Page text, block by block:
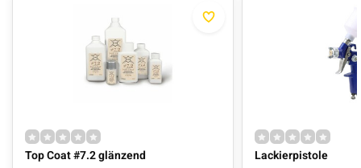
Top Coat #7.2 glänzend Lackierpistole